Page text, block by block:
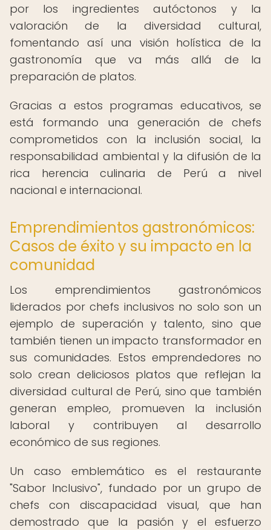
por los ingredientes autóctonos y la
valoración de la diversidad cultural,
fomentando así una visión holística de la
gastronomía que va más allá de la
preparación de platos.
Gracias a estos programas educativos, se
está formando una generación de chefs
comprometidos con la inclusión social, la
responsabilidad ambiental y la difusión de la
rica herencia culinaria de Perú a nivel
nacional e internacional.
Emprendimientos gastronómicos:
Casos de éxito y su impacto en la
comunidad
Los emprendimientos gastronómicos
liderados por chefs inclusivos no solo son un
ejemplo de superación y talento, sino que
también tienen un impacto transformador en
sus comunidades. Estos emprendedores no
solo crean deliciosos platos que reflejan la
diversidad cultural de Perú, sino que también
generan empleo, promueven la inclusión
laboral y contribuyen al desarrollo
económico de sus regiones.
Un caso emblemático es el restaurante
"Sabor Inclusivo", fundado por un grupo de
chefs con discapacidad visual, que han
demostrado que la pasión y el esfuerzo